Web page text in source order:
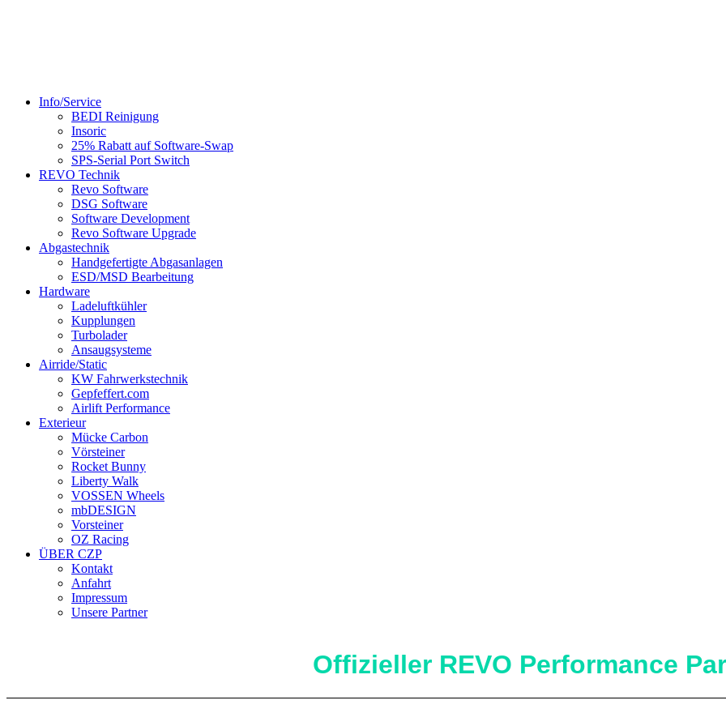
Info/Service
BEDI Reinigung
Insoric
25% Rabatt auf Software-Swap
SPS-Serial Port Switch
REVO Technik
Revo Software
DSG Software
Software Development
Revo Software Upgrade
Abgastechnik
Handgefertigte Abgasanlagen
ESD/MSD Bearbeitung
Hardware
Ladeluftkühler
Kupplungen
Turbolader
Ansaugsysteme
Airride/Static
KW Fahrwerkstechnik
Gepfeffert.com
Airlift Performance
Exterieur
Mücke Carbon
Vörsteiner
Rocket Bunny
Liberty Walk
VOSSEN Wheels
mbDESIGN
Vorsteiner
OZ Racing
ÜBER CZP
Kontakt
Anfahrt
Impressum
Unsere Partner
Offizieller REVO Performance